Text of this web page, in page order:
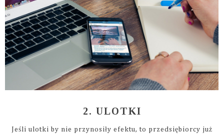
2. ULOTKI
Jeśli ulotki by nie przynosiły efektu, to przedsiębiorcy już